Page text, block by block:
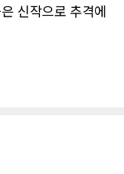
신작으로 추격에